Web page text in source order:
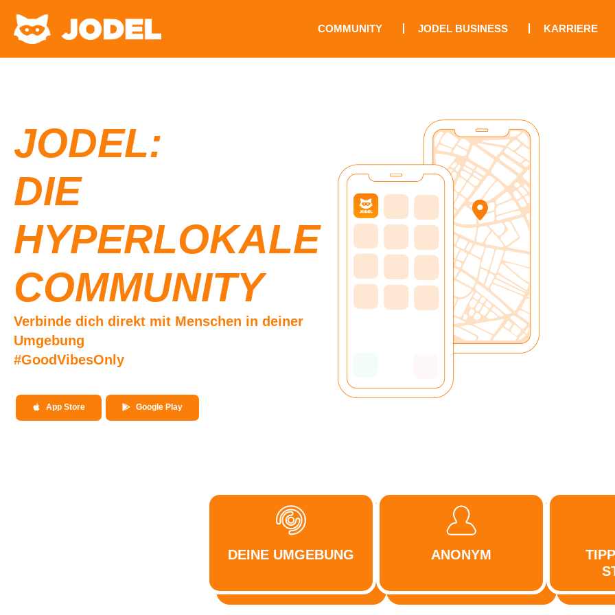
COMMUNITY JODEL BUSINESS KARRIERE
JODEL:
DIE
HYPERLOKALE
COMMUNITY​
Verbinde dich direkt mit Menschen in deiner
Umgebung
#GoodVibesOnly
App Store Google Play
DEINE UMGEBUNG ANONYM